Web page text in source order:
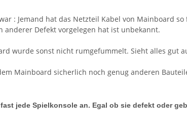
: Jemand hat das Netzteil Kabel von Mainboard
anderer Defekt vorgelegen hat ist unbekannt.
wurde sonst nicht rumgefummelt. Sieht alles gut
Mainboard sicherlich noch genug anderen
jede Spielkonsole an. Egal ob sie defekt oder